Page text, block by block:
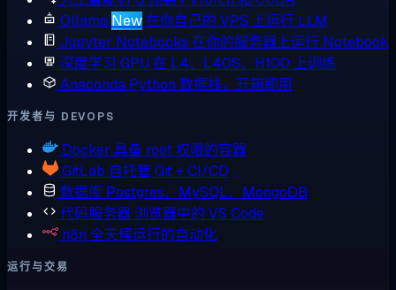
Ollama New在你自己的 VPS 上运行 LLM
Jupyter Notebooks 在你的服务器上运行 Notebook
深度学习 GPU 在 L4、L40S、H100 上训练
Anaconda Python 数据栈，开箱即用
开发者与 DEVOPS
Docker 具备 root 权限的容器
GitLab 自托管 Git + CI/CD
数据库 Postgres、MySQL、MongoDB
代码服务器 浏览器中的 VS Code
n8n 全天候运行的自动化
运行与交易